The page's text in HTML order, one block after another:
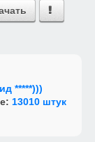

*****)))
13010 штук